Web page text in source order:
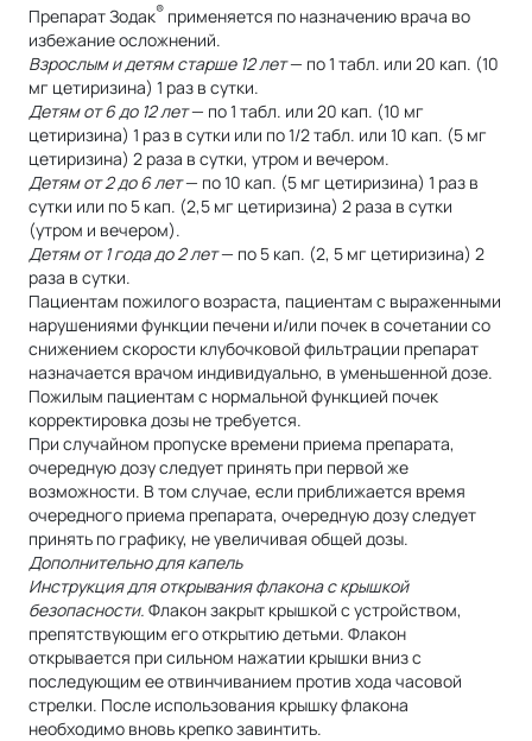
Препарат Зодак® применяется по назначению врача во
избежание осложнений.
Взрослым и детям старше 12 лет— по 1 табл. или 20 кап. (10
мг цетиризина) 1 раз в сутки.
Детям от 6 до 12 лет— по 1 табл. или 20 кап. (10 мг
цетиризина) 1 раз в сутки или по 1/2 табл. или 10 кап. (5 мг
цетиризина) 2 раза в сутки, утром и вечером.
Детям от 2 до 6 лет— по 10 кап. (5 мг цетиризина) 1 раз в
сутки или по 5 кап. (2,5 мг цетиризина) 2 раза в сутки
(утром и вечером).
Детям от 1 года до 2 лет— по 5 кап. (2, 5 мг цетиризина) 2
раза в сутки.
Пациентам пожилого возраста, пациентам с выраженными
нарушениями функции печени и/или почек в сочетании со
снижением скорости клубочковой фильтрации препарат
назначается врачом индивидуально, в уменьшенной дозе.
Пожилым пациентам с нормальной функцией почек
корректировка дозы не требуется.
При случайном пропуске времени приема препарата,
очередную дозу следует принять при первой же
возможности. В том случае, если приближается время
очередного приема препарата, очередную дозу следует
принять по графику, не увеличивая общей дозы.
Дополнительно для капель
Инструкция для открывания флакона с крышкой
безопасности. Флакон закрыт крышкой с устройством,
препятствующим его открытию детьми. Флакон
открывается при сильном нажатии крышки вниз с
последующим ее отвинчиванием против хода часовой
стрелки. После использования крышку флакона
необходимо вновь крепко завинтить.